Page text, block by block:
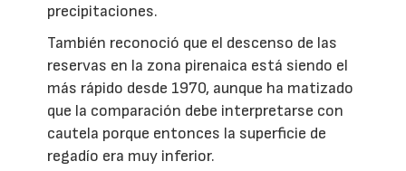
precipitaciones.
También reconoció que el descenso de las
reservas en la zona pirenaica está siendo el
más rápido desde 1970, aunque ha matizado
que la comparación debe interpretarse con
cautela porque entonces la superficie de
regadío era muy inferior.